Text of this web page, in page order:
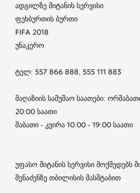
ადგილზე მიტანის სერვისი
ფეხბურთის ბურთი
FIFA 2018
უნაკერო
ტელ: 557 866 888, 555 111 883
მაღაზიის სამუშაო საათები:
20:00 საათი
შაბათი - კვირა 10:00 - 19:00 საათი
უფასო მიტანის სერვისი მოქმედებს
შენაძენზე თბილისის მასშტაბით